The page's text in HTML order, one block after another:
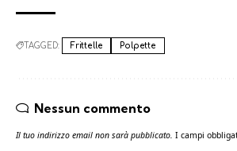
TAGGED: Frittelle Polpette
Nessun commento
Il tuo indirizzo email non sarà pubblicato. I campi